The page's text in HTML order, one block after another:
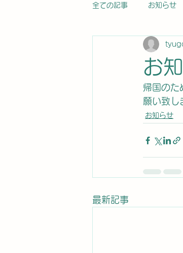
全ての記事 お知らせ
お
帰国のた
願い致し
お知らせ
最新記事